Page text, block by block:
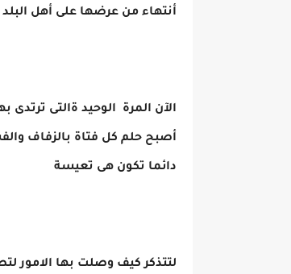
أنتهاء من عرضها على أهل
الآن المرة الوحيد ةالتى
أصبح حلم كل فتاة بالزفاف
دائما تكون هى تعيسة
لتتذكر كيف وصلت بها الامور